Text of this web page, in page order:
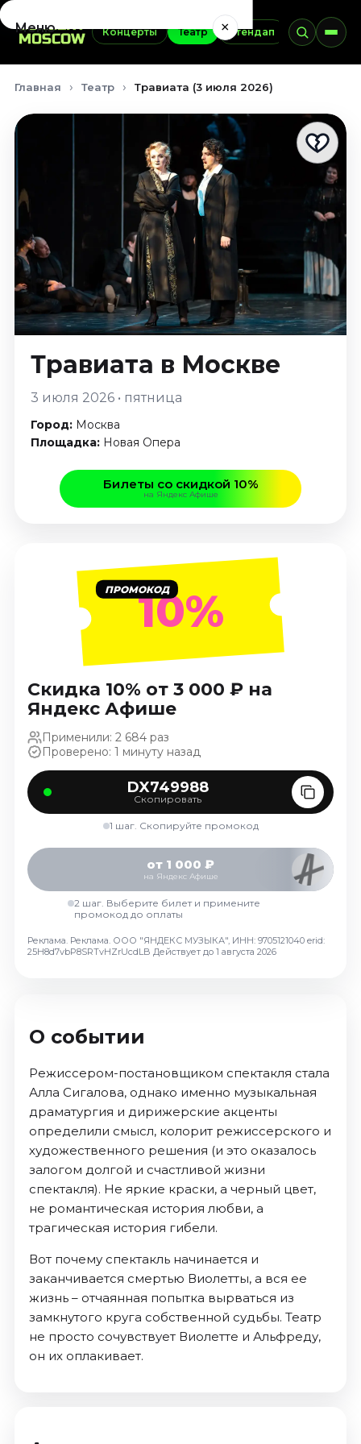
Концерты Театр Стендап Выставки
Меню ×
Сентябрь 2026
Январь 2027
Театр
Август 2026
Сентябрь 2026
Октябрь 2026
Ноябрь 2026
Январь 2027
Стендап
Август 2026
Сентябрь 2026
Ноябрь 2026
Декабрь 2026
Август 2026
Сентябрь 2026
Октябрь 2026
Декабрь 2026
Январь 2027
Экскурсии
Сентябрь 2026
Октябрь 2026
Спорт
Август 2026
Сентябрь 2026
События
Август 2026
Сентябрь 2026
Ноябрь 2026
Площадки
Главная Театр Травиата (3 июля 2026)
Травиата в Москве
3 июля 2026 • пятница
Город: Москва
Площадка: Новая Опера
Билеты со скидкой 10%
на Яндекс Афише
ПРОМОКОД10%
Скидка 10% от 3 000 ₽ на
Яндекс Афише
Применили: 2 684 раз
Проверено: 1 минуту назад
DX749988
Скопировать
1 шаг. Скопируйте промокод
от 1 000 ₽
на Яндекс Афише
2 шаг. Выберите билет и примените
промокод до оплаты
Реклама. Реклама. ООО "ЯНДЕКС МУЗЫКА", ИНН: 9705121040 erid:
25H8d7vbP8SRTvHZrUcdLB Действует до 1 августа 2026
О событии
Режиссером-постановщиком спектакля стала
Алла Сигалова, однако именно музыкальная
драматургия и дирижерские акценты
определили смысл, колорит режиссерского и
художественного решения (и это оказалось
залогом долгой и счастливой жизни
спектакля). Не яркие краски, а черный цвет,
не романтическая история любви, а
трагическая история гибели.
Вот почему спектакль начинается и
заканчивается смертью Виолетты, а вся ее
жизнь – отчаянная попытка вырваться из
замкнутого круга собственной судьбы. Театр
не просто сочувствует Виолетте и Альфреду,
он их оплакивает.